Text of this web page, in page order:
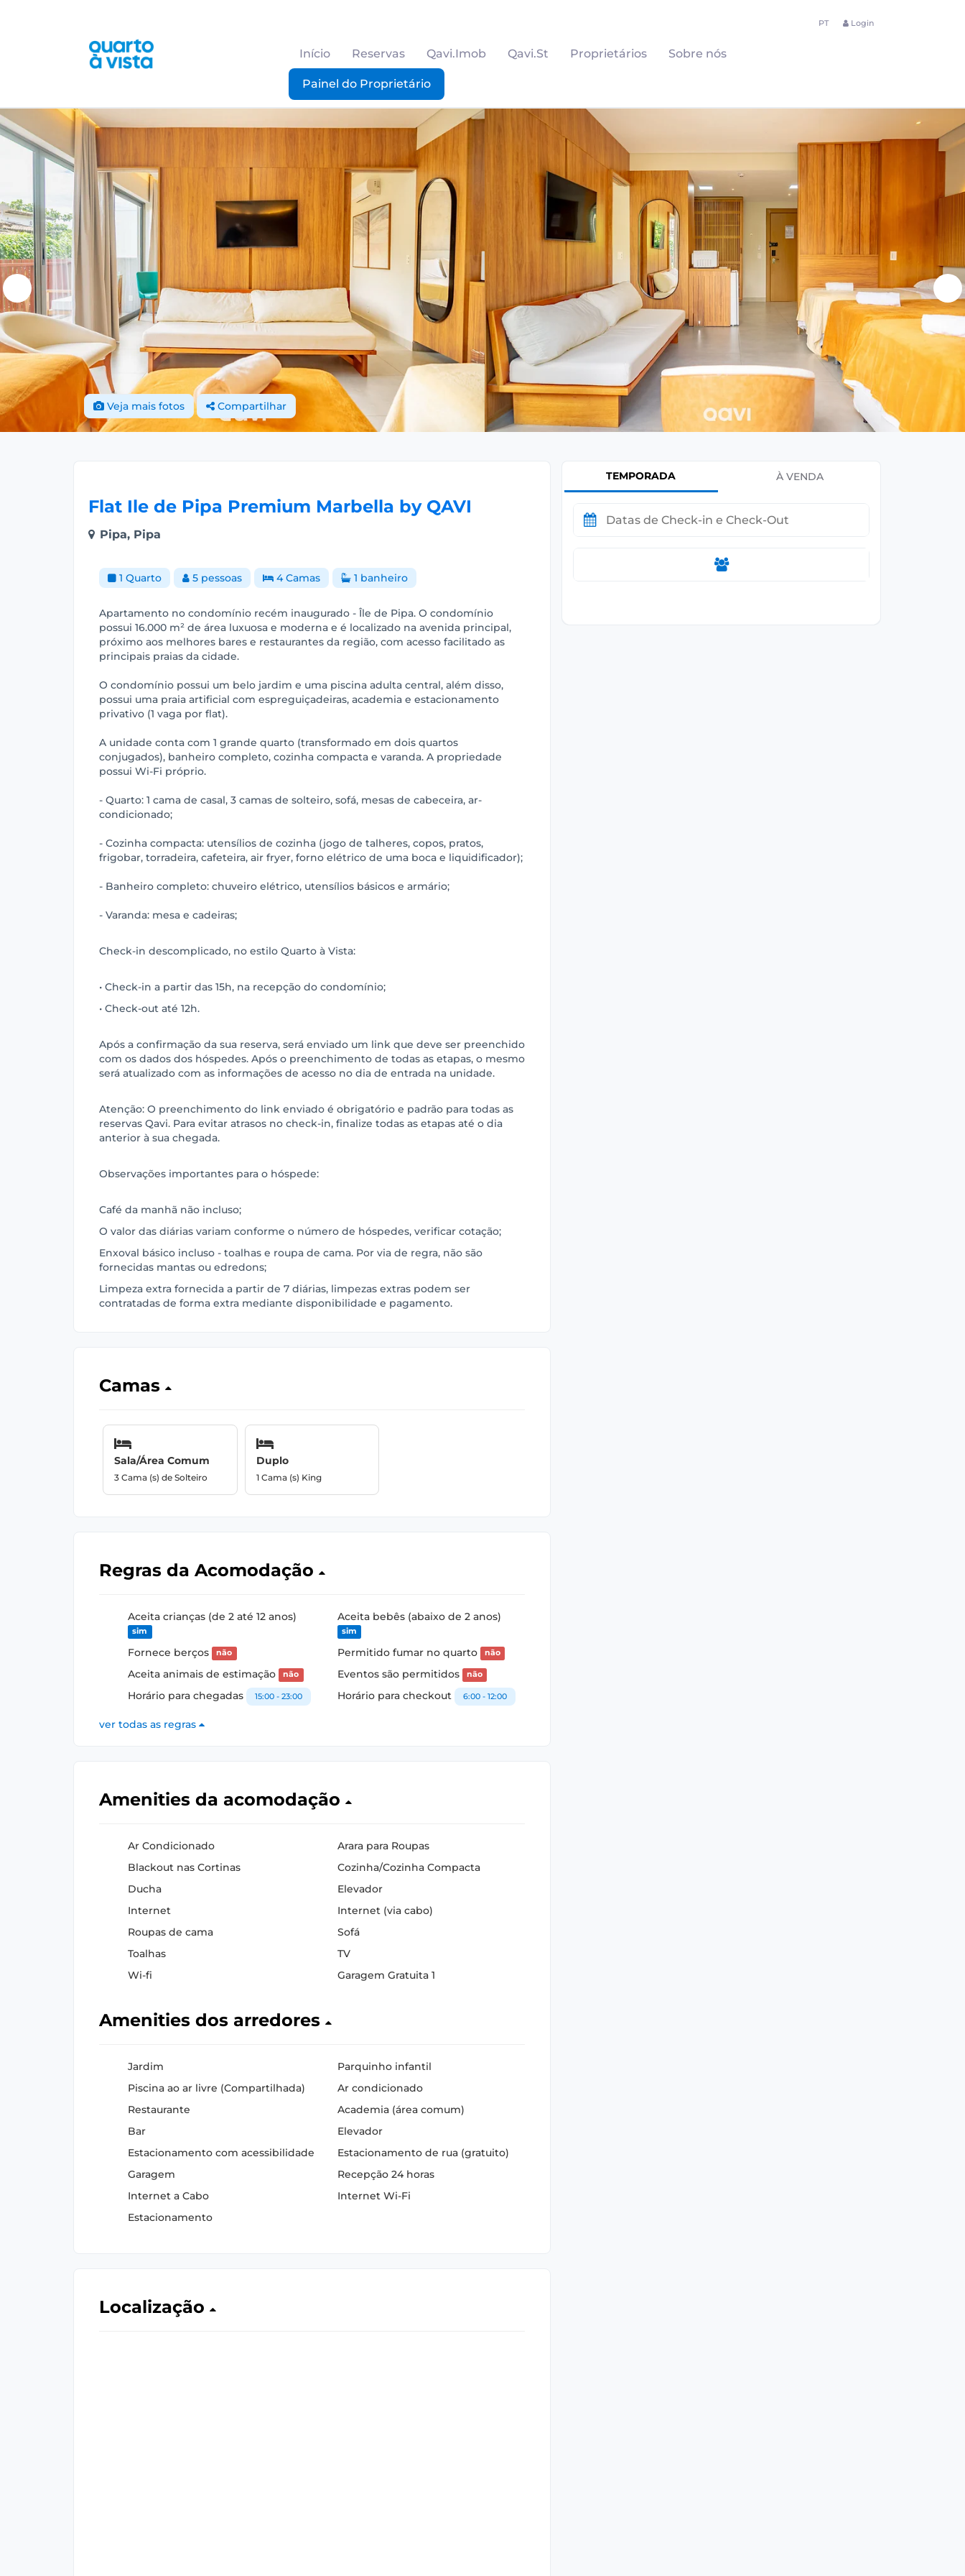
PT Login
Início Reservas Qavi.Imob Qavi.St Proprietários Sobre nós
Painel do Proprietário
Veja mais fotos Compartilhar
Flat Ile de Pipa Premium Marbella by QAVI
Pipa, Pipa
1 Quarto 5 pessoas 4 Camas 1 banheiro
Apartamento no condomínio recém inaugurado - Île de Pipa. O condomínio
possui 16.000 m² de área luxuosa e moderna e é localizado na avenida principal,
próximo aos melhores bares e restaurantes da região, com acesso facilitado as
principais praias da cidade.
O condomínio possui um belo jardim e uma piscina adulta central, além disso,
possui uma praia artificial com espreguiçadeiras, academia e estacionamento
privativo (1 vaga por flat).
A unidade conta com 1 grande quarto (transformado em dois quartos
conjugados), banheiro completo, cozinha compacta e varanda. A propriedade
possui Wi-Fi próprio.
- Quarto: 1 cama de casal, 3 camas de solteiro, sofá, mesas de cabeceira, ar-
condicionado;
- Cozinha compacta: utensílios de cozinha (jogo de talheres, copos, pratos,
frigobar, torradeira, cafeteira, air fryer, forno elétrico de uma boca e liquidificador);
- Banheiro completo: chuveiro elétrico, utensílios básicos e armário;
- Varanda: mesa e cadeiras;
Check-in descomplicado, no estilo Quarto à Vista:
• Check-in a partir das 15h, na recepção do condomínio;
• Check-out até 12h.
Após a confirmação da sua reserva, será enviado um link que deve ser preenchido
com os dados dos hóspedes. Após o preenchimento de todas as etapas, o mesmo
será atualizado com as informações de acesso no dia de entrada na unidade.
Atenção: O preenchimento do link enviado é obrigatório e padrão para todas as
reservas Qavi. Para evitar atrasos no check-in, finalize todas as etapas até o dia
anterior à sua chegada.
Observações importantes para o hóspede:
Café da manhã não incluso;
O valor das diárias variam conforme o número de hóspedes, verificar cotação;
Enxoval básico incluso - toalhas e roupa de cama. Por via de regra, não são
fornecidas mantas ou edredons;
Limpeza extra fornecida a partir de 7 diárias, limpezas extras podem ser
contratadas de forma extra mediante disponibilidade e pagamento.
Camas
Sala/Área Comum
3 Cama (s) de Solteiro
Duplo
1 Cama (s) King
Regras da Acomodação
Aceita crianças (de 2 até 12 anos)
sim
Aceita bebês (abaixo de 2 anos)
sim
Fornece berços não Permitido fumar no quarto não
Aceita animais de estimação não Eventos são permitidos não
Horário para chegadas 15:00 - 23:00 Horário para checkout 6:00 - 12:00
ver todas as regras
Amenities da acomodação
Ar Condicionado
Arara para Roupas
Blackout nas Cortinas
Cozinha/Cozinha Compacta
Ducha
Elevador
Internet
Internet (via cabo)
Roupas de cama
Sofá
Toalhas
TV
Wi-fi
Garagem Gratuita 1
Amenities dos arredores
Jardim
Parquinho infantil
Piscina ao ar livre (Compartilhada)
Ar condicionado
Restaurante
Academia (área comum)
Bar
Elevador
Estacionamento com acessibilidade
Estacionamento de rua (gratuito)
Garagem
Recepção 24 horas
Internet a Cabo
Internet Wi-Fi
Estacionamento
Localização
TEMPORADA À VENDA